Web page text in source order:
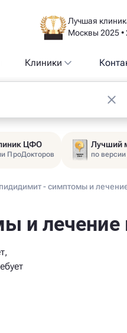
Лучшая
Москвы 2025 •
Клиники
ЦФО
ПроДокторов
Лучший
по
- симптомы и
и лечение